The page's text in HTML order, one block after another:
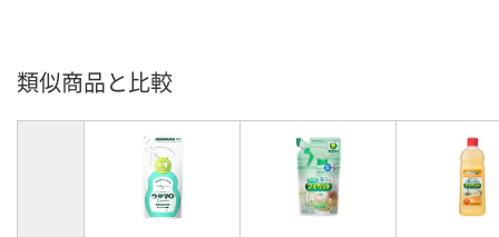
類似商品と比較